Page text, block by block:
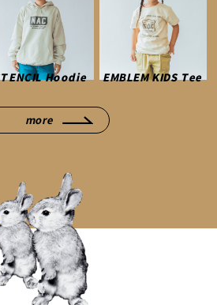
Hoodie EMBLEM KIDS Tee
more